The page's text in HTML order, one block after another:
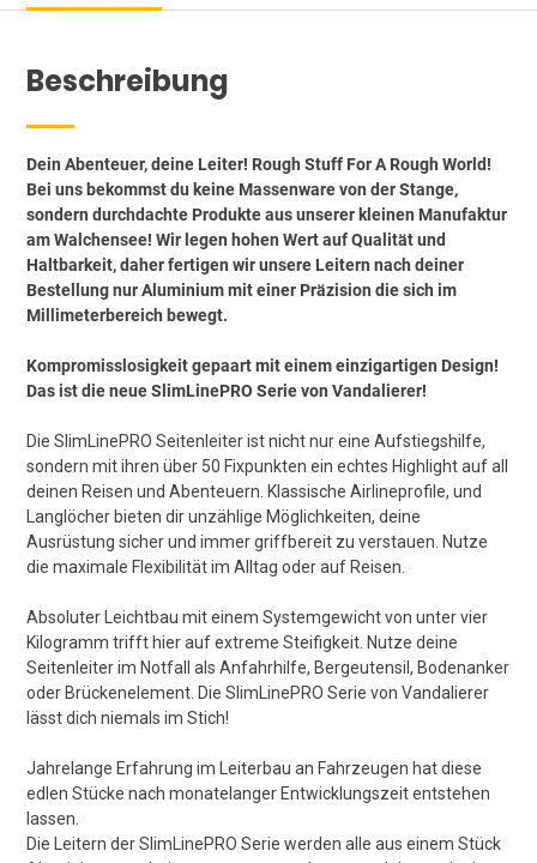
Mercedes
Beschreibung
Dein Abenteuer, deine Leiter! Rough Stuff For A Rough World!
Bei uns bekommst du keine Massenware von der Stange,
sondern durchdachte Produkte aus unserer kleinen Manufaktur
am Walchensee! Wir legen hohen Wert auf Qualität und
Haltbarkeit, daher fertigen wir unsere Leitern nach deiner
Bestellung nur Aluminium mit einer Präzision die sich im
Millimeterbereich bewegt.
Kompromisslosigkeit gepaart mit einem einzigartigen Design!
Das ist die neue SlimLinePRO Serie von Vandalierer!
Die SlimLinePRO Seitenleiter ist nicht nur eine Aufstiegshilfe,
sondern mit ihren über 50 Fixpunkten ein echtes Highlight auf all
deinen Reisen und Abenteuern. Klassische Airlineprofile, und
Langlöcher bieten dir unzählige Möglichkeiten, deine
Ausrüstung sicher und immer griffbereit zu verstauen. Nutze
die maximale Flexibilität im Alltag oder auf Reisen.
Absoluter Leichtbau mit einem Systemgewicht von unter vier
Kilogramm trifft hier auf extreme Steifigkeit. Nutze deine
Seitenleiter im Notfall als Anfahrhilfe, Bergeutensil, Bodenanker
oder Brückenelement. Die SlimLinePRO Serie von Vandalierer
lässt dich niemals im Stich!
Jahrelange Erfahrung im Leiterbau an Fahrzeugen hat diese
edlen Stücke nach monatelanger Entwicklungszeit entstehen
lassen.
Die Leitern der SlimLinePRO Serie werden alle aus einem Stück